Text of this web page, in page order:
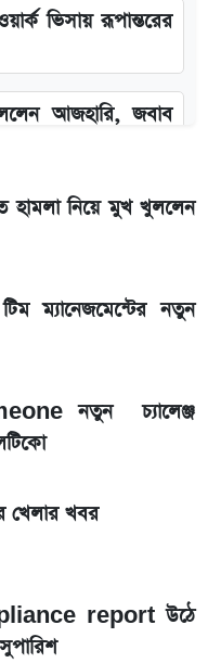
ভিসায় রূপান্তরের
আজহারি, জবাব
ওয়াজেদ জয়
দেখা গেল না শেখ
বড় সতর্কবার্তা
নতুন পরিকল্পনা
ফল প্রকাশের
হামলা নিয়ে মুখ খুললেন
ম্যানেজমেন্টের নতুন
নতুন চ্যালেঞ্জ
খেলার খবর
report উঠে